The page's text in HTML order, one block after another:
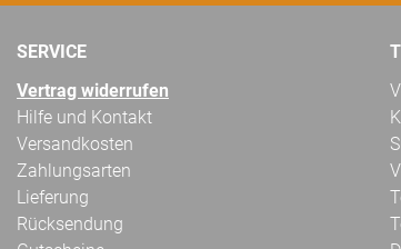
SERVICE
Vertrag widerrufen
Hilfe und Kontakt
Versandkosten
Zahlungsarten
Lieferung
Rücksendung